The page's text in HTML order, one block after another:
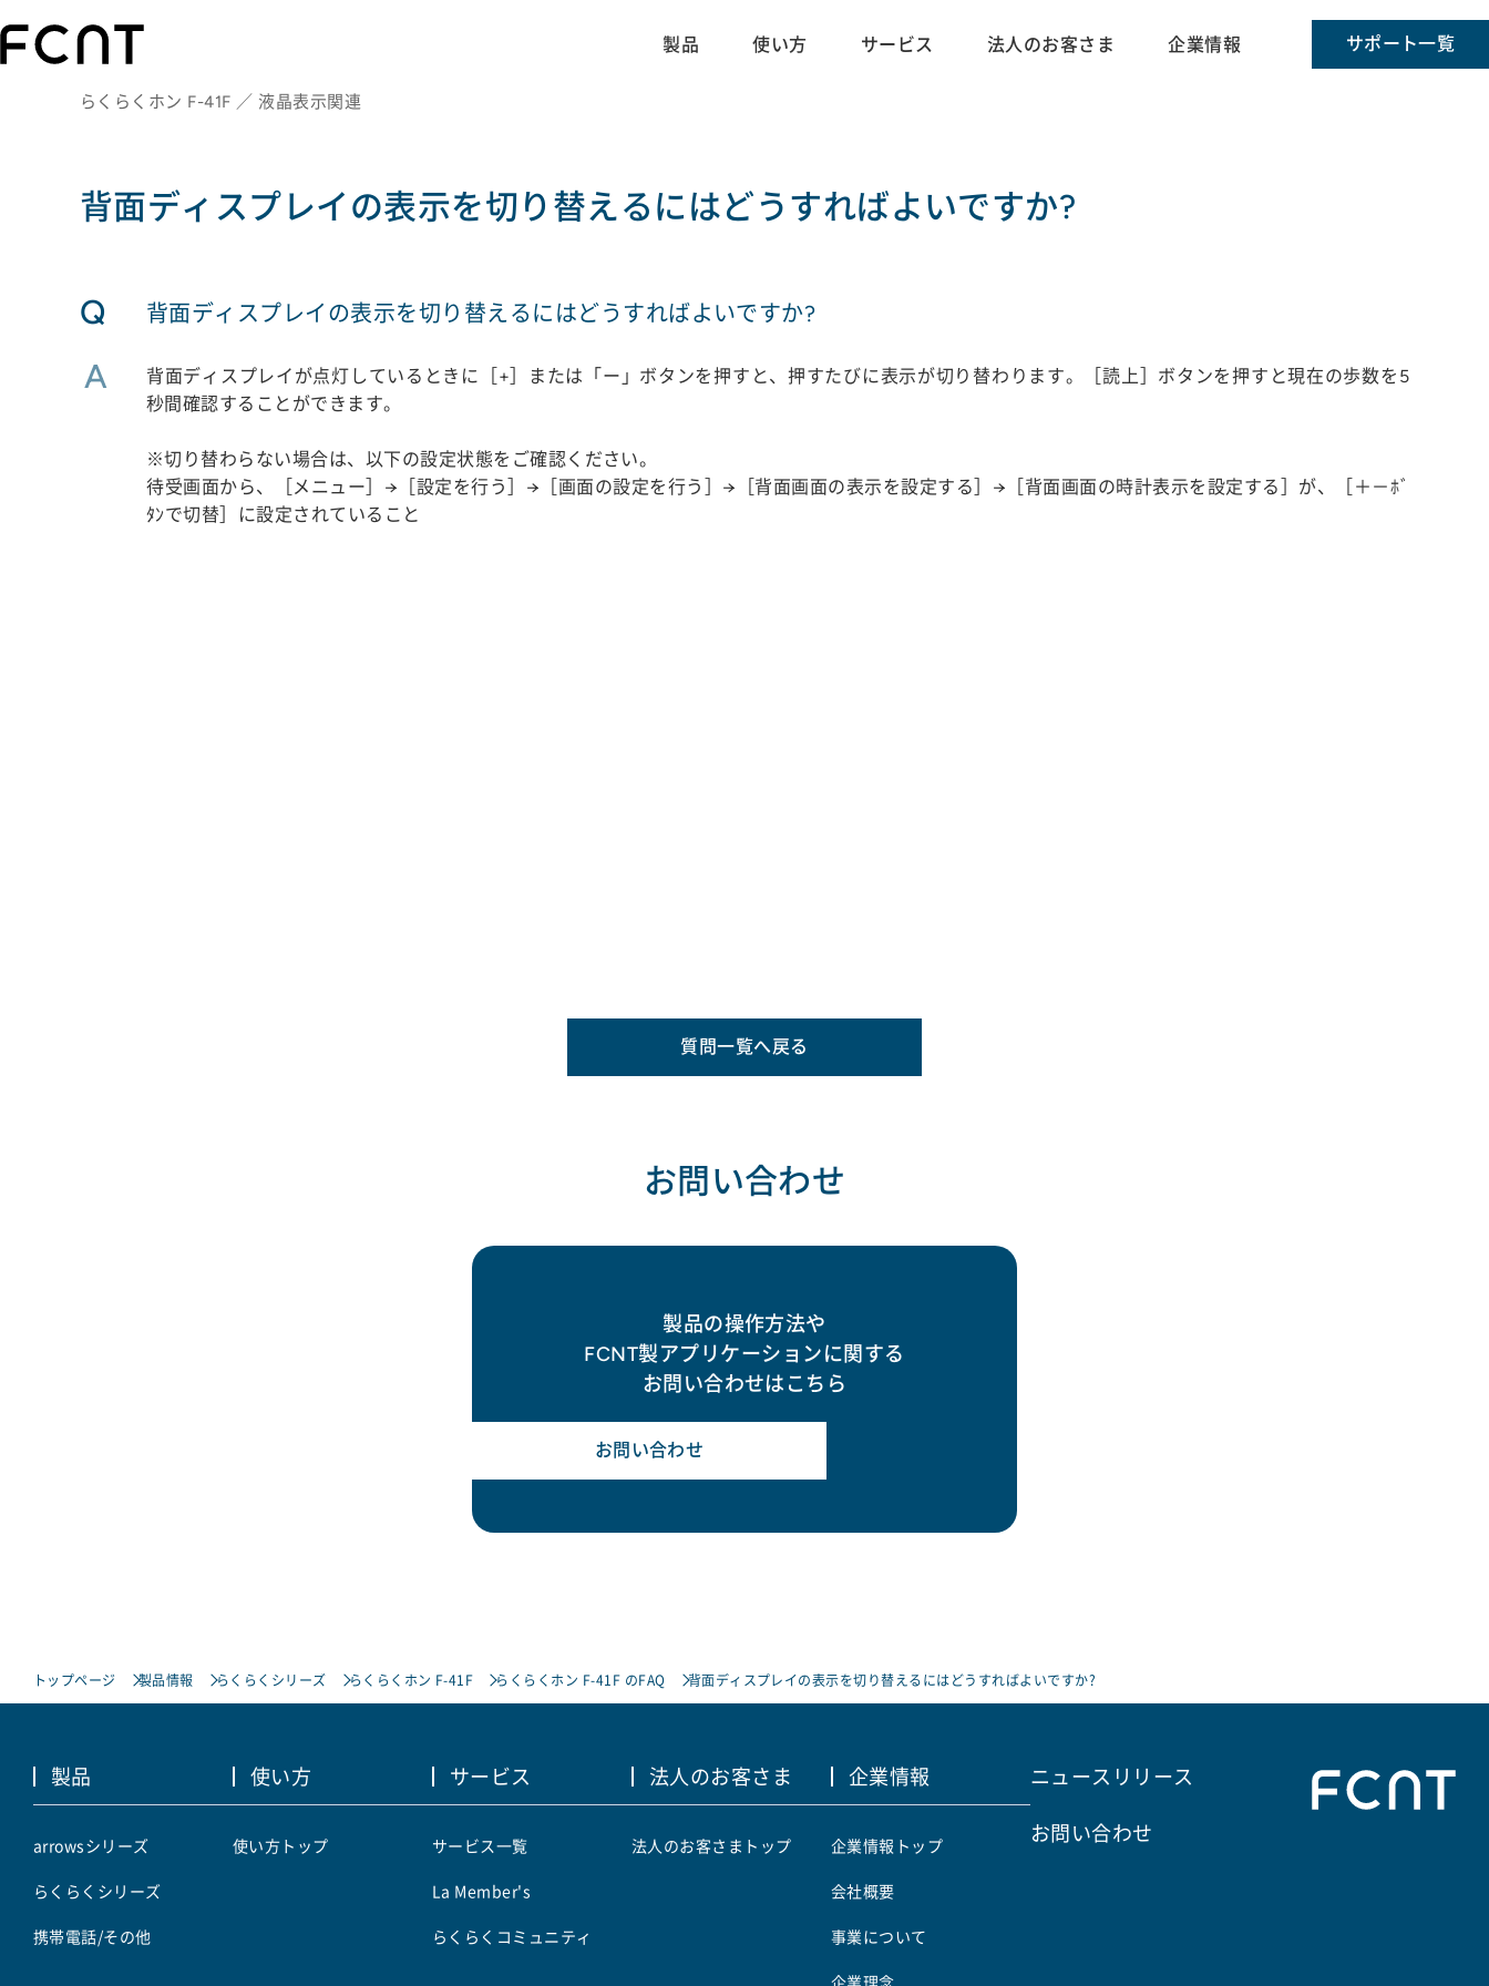
製品 使い方 サービス 法人のお客さま 企業情報 サポート一覧
らくらくホン F-41F ／ 液晶表示関連
背面ディスプレイの表示を切り替えるにはどうすればよいですか?
Q 背面ディスプレイの表示を切り替えるにはどうすればよいですか?
A
背面ディスプレイが点灯しているときに［+］または「ー」ボタンを押すと、押すたびに表示が切り替わります。［読上］ボタンを押すと現在の歩数を5
秒間確認することができます。
※切り替わらない場合は、以下の設定状態をご確認ください。
待受画面から、［メニュー］→［設定を行う］→［画面の設定を行う］→［背面画面の表示を設定する］→［背面画面の時計表示を設定する］が、［＋－ﾎﾞ
ﾀﾝで切替］に設定されていること
質問一覧へ戻る
お問い合わせ
製品の操作方法や
FCNT製アプリケーションに関する
お問い合わせはこちら
お問い合わせ
トップページ 製品情報 らくらくシリーズ らくらくホン F-41F らくらくホン F-41F のFAQ 背面ディスプレイの表示を切り替えるにはどうすればよいですか?
製品
arrowsシリーズ
らくらくシリーズ
携帯電話/その他
使い方
使い方トップ
サービス
サービス一覧
La Member's
らくらくコミュニティ
法人のお客さま
法人のお客さまトップ
企業情報
企業情報トップ
会社概要
事業について
企業理念
ニュースリリース
お問い合わせ